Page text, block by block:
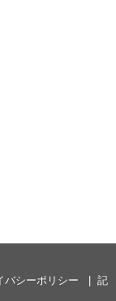
バシーポリシー
記